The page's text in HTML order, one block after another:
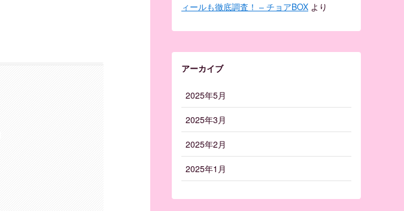
ィールも徹底調査！ – チョアBOX より
アーカイブ
2025年5月
2025年3月
2025年2月
2025年1月